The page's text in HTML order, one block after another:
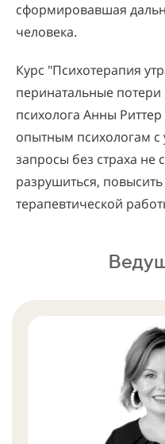
сформировавшая
человека.
Курс "Психотерапия
перинатальные потери
психолога Анны
опытным психологам
запросы без страха не
разрушиться,
терапевтической